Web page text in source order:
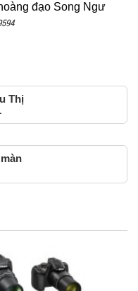
đạo Song Ngư
Thị